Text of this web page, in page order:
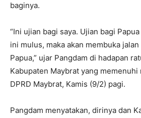
baginya.
“Ini ujian bagi saya. Ujian bagi
ini mulus, maka akan membuka
Papua,” ujar Pangdam di hadapan
Kabupaten Maybrat yang
DPRD Maybrat, Kamis (9/2) pagi.
Pangdam menyatakan, dirinya dan